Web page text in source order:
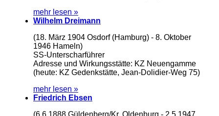
mehr lesen »
Wilhelm Dreimann
(18. März 1904 Osdorf (Hamburg) - 8. Oktober
1946 Hameln)
SS-Unterscharführer
Adresse und Wirkungsstätte: KZ Neuengamme
(heute: KZ Gedenkstätte, Jean-Dolidier-Weg 75)
mehr lesen »
Friedrich Ebsen
(6.6.1888 Güldenberg/Kr. Oldenburg - 2.5.1947